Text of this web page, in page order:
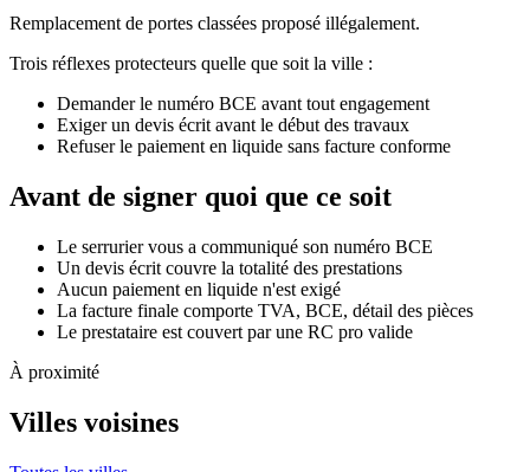
Remplacement de portes classées proposé illégalement.
Trois réflexes protecteurs quelle que soit la ville :
Demander le numéro BCE avant tout engagement
Exiger un devis écrit avant le début des travaux
Refuser le paiement en liquide sans facture conforme
Avant de signer quoi que ce soit
Le serrurier vous a communiqué son numéro BCE
Un devis écrit couvre la totalité des prestations
Aucun paiement en liquide n'est exigé
La facture finale comporte TVA, BCE, détail des pièces
Le prestataire est couvert par une RC pro valide
À proximité
Villes voisines